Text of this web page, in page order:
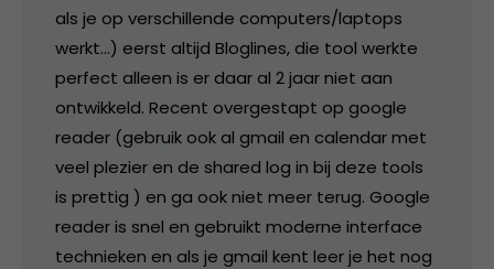
als je op verschillende computers/laptops
werkt…) eerst altijd Bloglines, die tool werkte
perfect alleen is er daar al 2 jaar niet aan
ontwikkeld. Recent overgestapt op google
reader (gebruik ook al gmail en calendar met
veel plezier en de shared log in bij deze tools
is prettig ) en ga ook niet meer terug. Google
reader is snel en gebruikt moderne interface
technieken en als je gmail kent leer je het nog